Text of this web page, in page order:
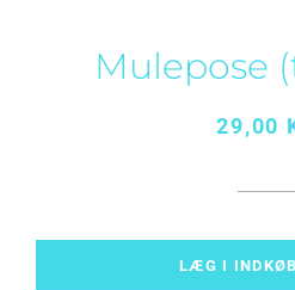
Mulepose
29,00
LÆG I